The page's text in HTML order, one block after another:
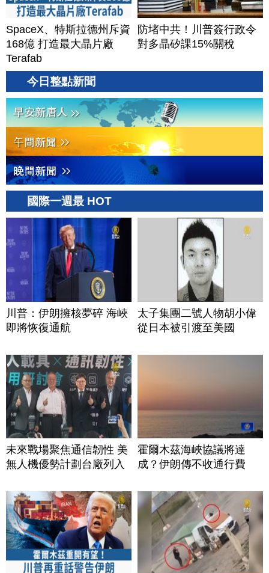
SpaceX、特斯拉德州斥資
168億 打造最大晶片廠
Terafab
防堵中共！川普簽行政令
對多晶矽課15%關稅
今日整點新聞
國際一週最 HOT
川普：伊朗擁核夢碎 海峽
即將恢復通航
太子集團二號人物胡小偉
從日本被引渡至美國
未來戰場聚焦通信韌性 美
無人機優勢計劃台廠列入
霍爾木茲海峽協議將達
成？伊朗傳不收通行費